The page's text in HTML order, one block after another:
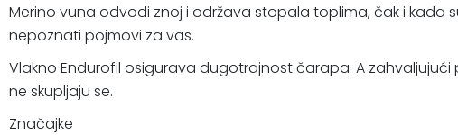
Merino vuna odvodi znoj i održava stopala toplima, čak i kada
nepoznati pojmovi za vas.
Vlakno Endurofil osigurava dugotrajnost čarapa. A
ne skupljaju se.
Značajke